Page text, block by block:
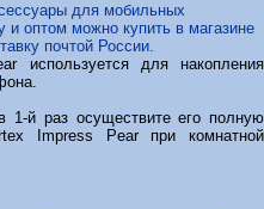
для мобильных
оптом можно купить в магазине
почтой России.
используется для накопления
1-й раз осуществите его полную
Impress Pear при комнатной